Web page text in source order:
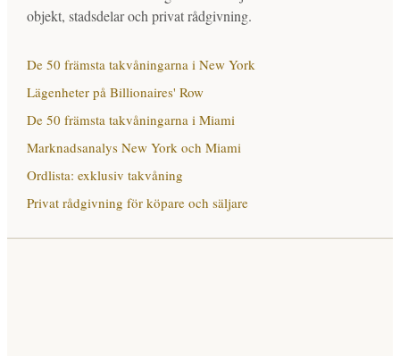
objekt, stadsdelar och privat rådgivning.
De 50 främsta takvåningarna i New York
Lägenheter på Billionaires' Row
De 50 främsta takvåningarna i Miami
Marknadsanalys New York och Miami
Ordlista: exklusiv takvåning
Privat rådgivning för köpare och säljare